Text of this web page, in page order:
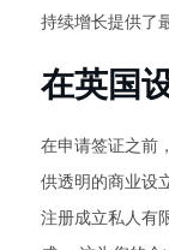
持续增长提供了
在英国
在申请签证之前
供透明的商业设
注册成立私人有